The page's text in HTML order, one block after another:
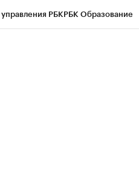
РБКРБК Образование